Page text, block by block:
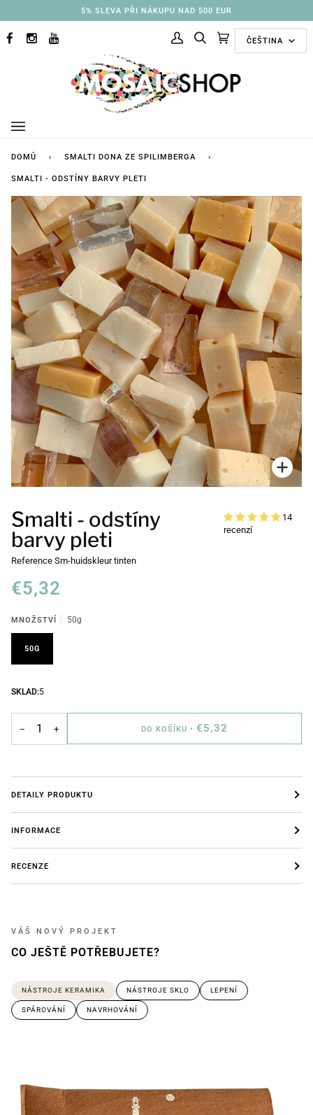
na
obsah
3% SLEVA PŘI NÁKUPU NAD 250 EUR
FACEBOOKINSTAGRAM
YOUTUBE
Můj
HledatDoporučenéJazyk
ČEŠTINA
DOMŮ › SMALTI DONA ZE SPILIMBERGA ›
SMALTI - ODSTÍNY BARVY PLETI
Smalti - odstíny
barvy pleti
14
recenzí
Reference Sm-huidskleur tinten
€5,32
MNOŽSTVÍ 50g
50G
SKLAD:5
− + DO KOŠÍKU• €5,32
DETAILY PRODUKTU
INFORMACE
RECENZE
VÁŠ NOVÝ PROJEKT
CO JEŠTĚ POTŘEBUJETE?
NÁSTROJE KERAMIKA NÁSTROJE SKLO LEPENÍ
SPÁROVÁNÍ NAVRHOVÁNÍ